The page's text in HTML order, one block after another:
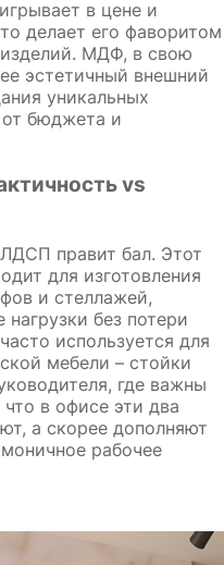
в цене и
делает его фаворитом
МДФ, в свою
эстетичный внешний
уникальных
бюджета и
vs
правит бал. Этот
для изготовления
и стеллажей,
без потери
используется для
мебели – стойки
где важны
в офисе эти два
а скорее дополняют
рабочее